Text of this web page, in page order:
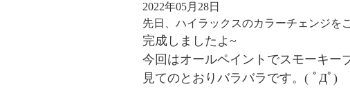
2022年05月28日
先日、ハイラックスのカラーチェンジを
完成しましたよ~
今回はオールペイントでスモーキー
見てのとおりバラバラです。( ﾟДﾟ)